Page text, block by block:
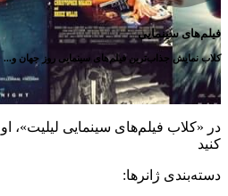
فیلم‌های سینمایی
کلاب نمایش جذاب‌ترین فیلم‌های سینمایی روز جهان و...
در «کلاب فیلم‌های سینمایی لیلیت»،
کنید
دسته‌بندی ژانرها: